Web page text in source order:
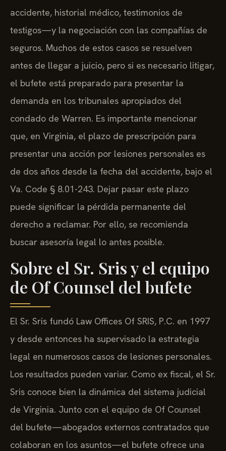
accidente, historial médico, testimonios de
testigos—y la negociación con las compañías de
seguros. Muchos de estos casos se resuelven
antes de llegar a juicio, pero si es necesario litigar,
el bufete está preparado para presentar la
demanda en los tribunales apropiados del
condado de Warren. Es importante mencionar
que, en Virginia, el plazo de prescripción para
presentar una acción por lesiones personales es
de dos años desde la fecha del accidente, bajo el
Va. Code § 8.01-243. Dejar pasar este plazo
puede significar la pérdida permanente del
derecho a reclamar. Por ello, se recomienda
buscar asesoría legal lo antes posible.
Sobre el Sr. Sris y el equipo
de Of Counsel del bufete
El Sr. Sris fundó Law Offices Of SRIS, P.C. en 1997
y desde entonces ha supervisado la estrategia
legal en numerosos casos de lesiones personales.
Los resultados pueden variar. Como ex fiscal, el Sr.
Sris conoce bien la dinámica del sistema judicial
de Virginia. Junto con el equipo de Of Counsel
del bufete—abogados externos contratados que
colaboran en los asuntos—el bufete ofrece una